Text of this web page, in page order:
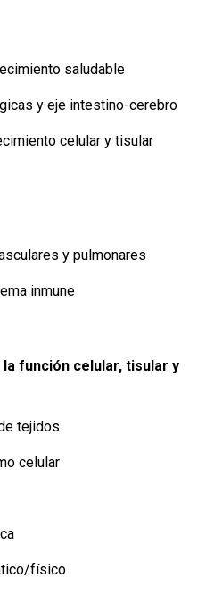
saludable
y eje intestino-cerebro
celular y tisular
y pulmonares
inmune
función celular, tisular y
tejidos
celular
físico